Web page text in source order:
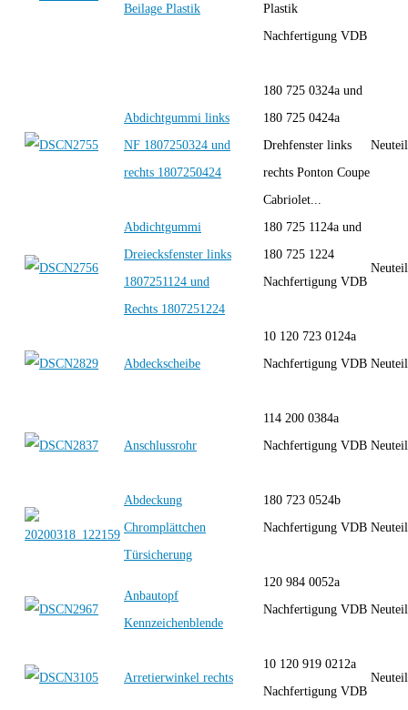
Beilage Plastik
Plastik
Nachfertigung VDB
Abdichtgummi links
NF 1807250324 und
rechts 1807250424
180 725 0324a und
180 725 0424a
Drehfenster links
rechts Ponton Coupe
Cabriolet...
Abdichtgummi
Dreiecksfenster links
1807251124 und
Rechts 1807251224
180 725 1124a und
180 725 1224
Nachfertigung VDB
Abdeckscheibe
10 120 723 0124a
Nachfertigung VDB
Anschlussrohr
114 200 0384a
Nachfertigung VDB
Abdeckung
Chromplättchen
Türsicherung
180 723 0524b
Nachfertigung VDB
Anbautopf
Kennzeichenblende
120 984 0052a
Nachfertigung VDB
Arretierwinkel rechts
10 120 919 0212a
Nachfertigung VDB